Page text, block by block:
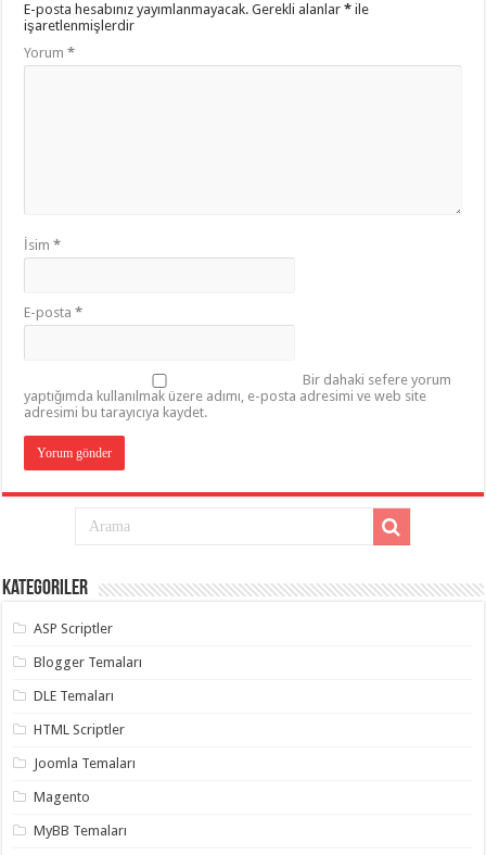
E-posta hesabınız yayımlanmayacak. Gerekli alanlar* ile
işaretlenmişlerdir
Yorum*
İsim*
E-posta*
Bir dahaki sefere yorum
yaptığımda kullanılmak üzere adımı, e-posta adresimi ve web site
adresimi bu tarayıcıya kaydet.
Kategoriler
ASP Scriptler
Blogger Temaları
DLE Temaları
HTML Scriptler
Joomla Temaları
Magento
MyBB Temaları